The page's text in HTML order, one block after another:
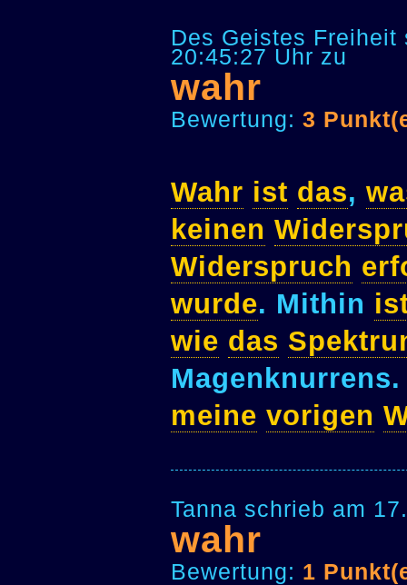
Des Geistes
20:45:27 Uhr zu
wahr
Bewertung: 3
Wahr ist das,
keinen
Widerspruch
wurde. Mithin
wie das
meine vorigen
Tanna schrieb am
wahr
Bewertung: 1